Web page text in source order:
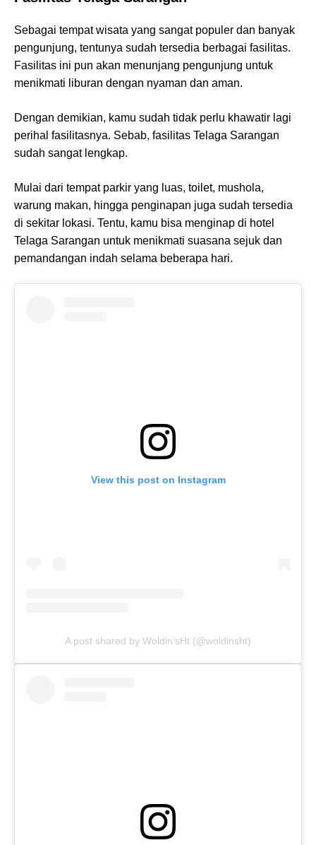
Sebagai tempat wisata yang sangat populer dan banyak
pengunjung, tentunya sudah tersedia berbagai fasilitas.
Fasilitas ini pun akan menunjang pengunjung untuk
menikmati liburan dengan nyaman dan aman.
Dengan demikian, kamu sudah tidak perlu khawatir lagi
perihal fasilitasnya. Sebab, fasilitas Telaga Sarangan
sudah sangat lengkap.
Mulai dari tempat parkir yang luas, toilet, mushola,
warung makan, hingga penginapan juga sudah tersedia
di sekitar lokasi. Tentu, kamu bisa menginap di hotel
Telaga Sarangan untuk menikmati suasana sejuk dan
pemandangan indah selama beberapa hari.
View this post on Instagram
A post shared by Woldin’sHt (@woldinsht)